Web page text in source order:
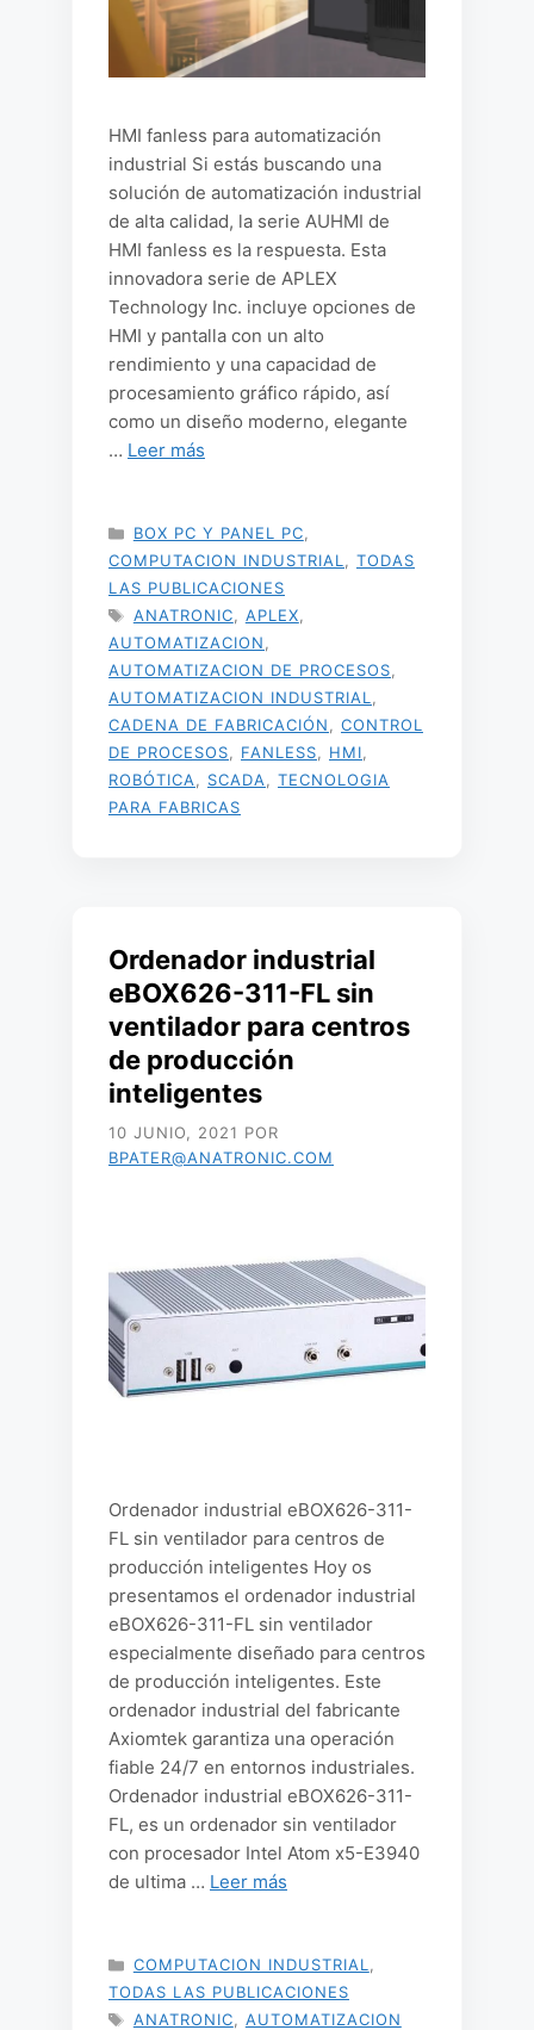
HMI fanless para automatización
industrial Si estás buscando una
solución de automatización industrial
de alta calidad, la serie AUHMI de
HMI fanless es la respuesta. Esta
innovadora serie de APLEX
Technology Inc. incluye opciones de
HMI y pantalla con un alto
rendimiento y una capacidad de
procesamiento gráfico rápido, así
como un diseño moderno, elegante
… Leer más
CATEGORÍAS
BOX PC Y PANEL PC
COMPUTACION INDUSTRIAL
TODAS
LAS PUBLICACIONES
ETIQUETAS
ANATRONIC APLEX
AUTOMATIZACION
AUTOMATIZACION DE PROCESOS
AUTOMATIZACION INDUSTRIAL
CADENA DE FABRICACIÓN
CONTROL
DE PROCESOS
FANLESS HMI
ROBÓTICA
SCADA
TECNOLOGIA
PARA FABRICAS
Ordenador industrial
eBOX626-311-FL sin
ventilador para centros
de producción
inteligentes
10 JUNIO, 2021 POR
BPATER@ANATRONIC.COM
Ordenador industrial eBOX626-311-
FL sin ventilador para centros de
producción inteligentes Hoy os
presentamos el ordenador industrial
eBOX626-311-FL sin ventilador
especialmente diseñado para centros
de producción inteligentes. Este
ordenador industrial del fabricante
Axiomtek garantiza una operación
fiable 24/7 en entornos industriales.
Ordenador industrial eBOX626-311-
FL, es un ordenador sin ventilador
con procesador Intel Atom x5-E3940
de ultima … Leer más
CATEGORÍAS
COMPUTACION INDUSTRIAL
TODAS LAS PUBLICACIONES
ETIQUETAS
ANATRONIC
AUTOMATIZACION